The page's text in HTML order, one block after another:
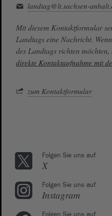
landtag@lt.sachsen-
Mit diesem Kontaktformular
Landtags eine Nachricht.
des Landtags richten
direkte Kontaktaufnahme mit
zum Kontaktformular
Folgen Sie uns auf
X
Folgen Sie uns auf
Instagram